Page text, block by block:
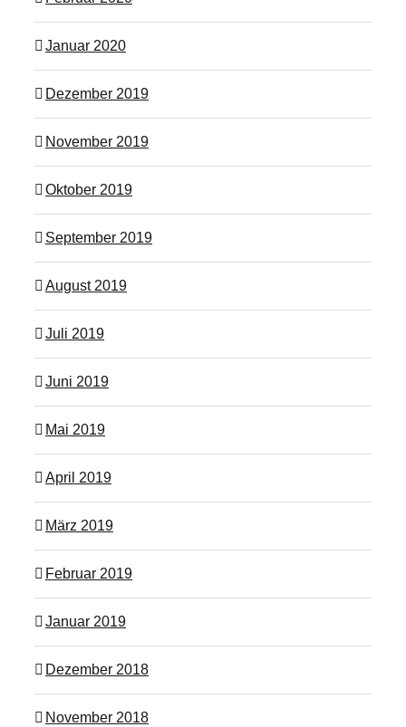
Januar 2020
Dezember 2019
November 2019
Oktober 2019
September 2019
August 2019
Juli 2019
Juni 2019
Mai 2019
April 2019
März 2019
Februar 2019
Januar 2019
Dezember 2018
November 2018